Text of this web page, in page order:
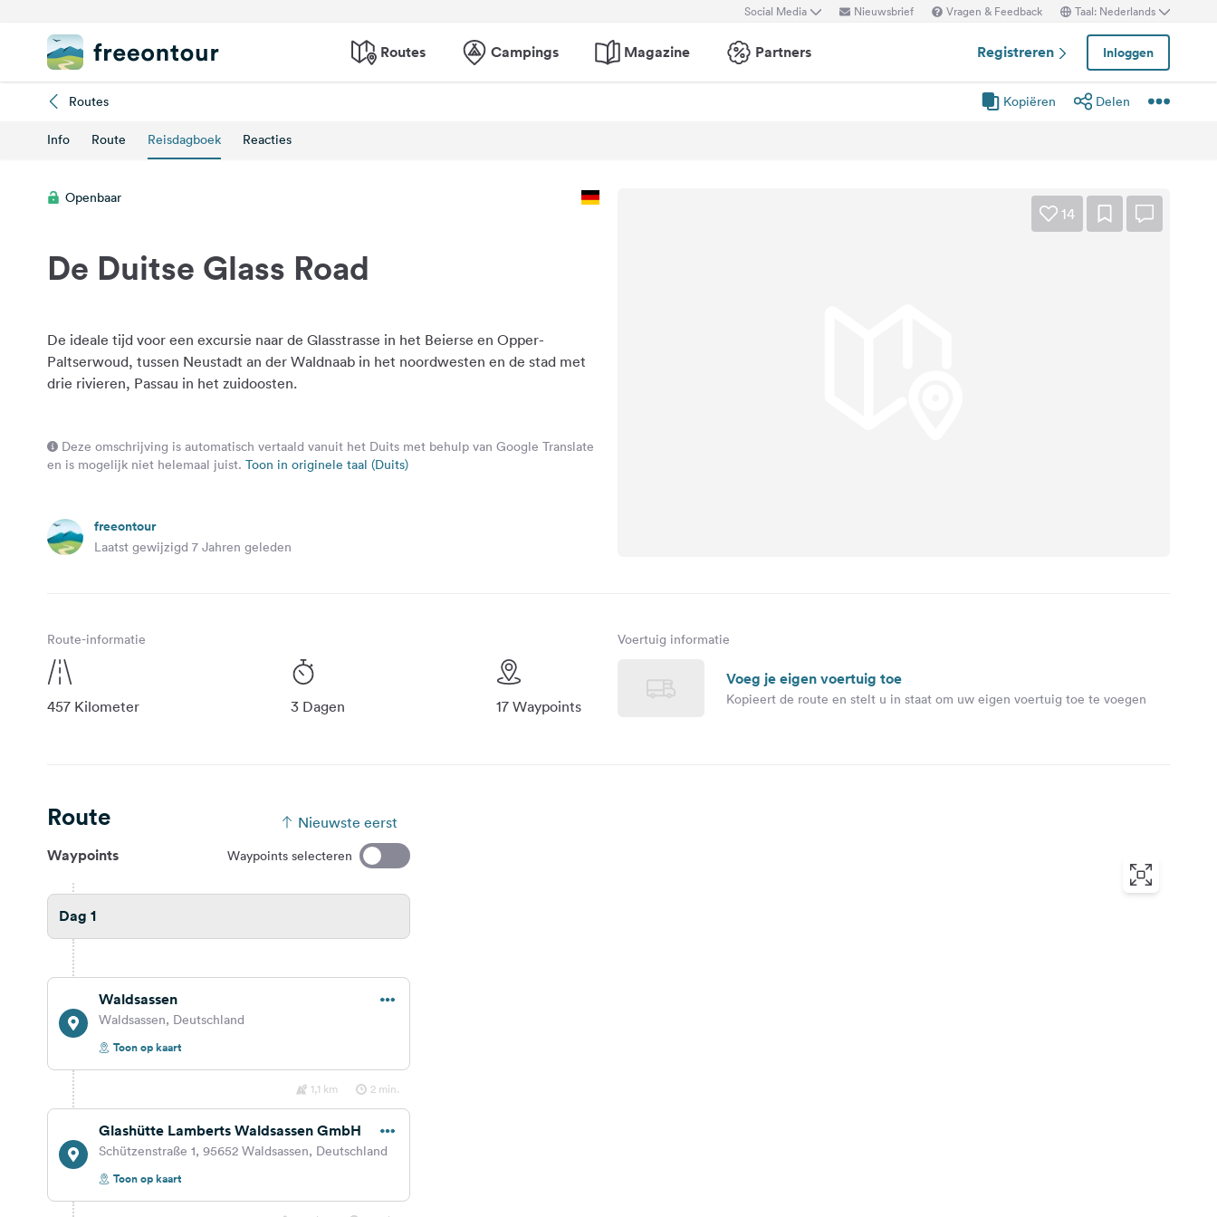
Social Media Nieuwsbrief Vragen & Feedback Taal: Nederlands
Routes Campings Magazine Partners Registreren Inloggen
Routes Kopiëren Delen
Info Route Reisdagboek Reacties
Openbaar
De Duitse Glass Road
De ideale tijd voor een excursie naar de Glasstrasse in het Beierse en Opper-
Paltserwoud, tussen Neustadt an der Waldnaab in het noordwesten en de stad met
drie rivieren, Passau in het zuidoosten.
Deze omschrijving is automatisch vertaald vanuit het Duits met behulp van Google Translate
en is mogelijk niet helemaal juist. Toon in originele taal (Duits)
freeontour
Laatst gewijzigd 7 Jahren geleden
14
Route-informatie
457 Kilometer 3 Dagen 17 Waypoints
Voertuig informatie
Voeg je eigen voertuig toe
Kopieert de route en stelt u in staat om uw eigen voertuig toe te voegen
Route Nieuwste eerst
Waypoints Waypoints selecteren
Dag 1
Waldsassen
Waldsassen, Deutschland
Toon op kaart
1,1 km 2 min.
Glashütte Lamberts Waldsassen GmbH
Schützenstraße 1, 95652 Waldsassen, Deutschland
Toon op kaart